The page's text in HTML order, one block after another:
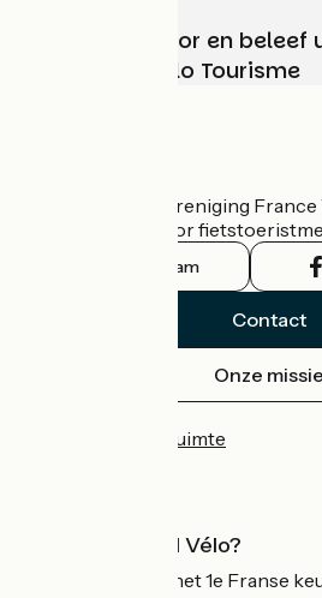
Kies, bereid voor en
met France Vélo Tourisme
De nationale vereniging
officiële gids voor
Instagram
Contact
Onze missie
Professionele ruimte
Wat is Accueil Vélo?
Accueil Vélo is het 1e Franse